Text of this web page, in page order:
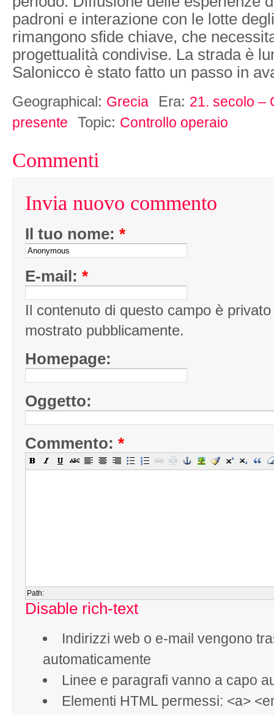
padroni e interazione con le lotte
rimangono sfide chiave, che
progettualità condivise. La strada è
Salonicco è stato fatto un passo in
Geographical: Grecia Era: 21. secolo –
presente
Topic: Controllo operaio
Commenti
Invia nuovo commento
Il tuo nome: *
E-mail: *
Il contenuto di questo campo è
mostrato pubblicamente.
Homepage:
Oggetto:
Commento: *
Path:
Disable rich-text
Indirizzi web o e-mail vengono
automaticamente
Linee e paragrafi vanno a capo
Elementi HTML permessi: <a>